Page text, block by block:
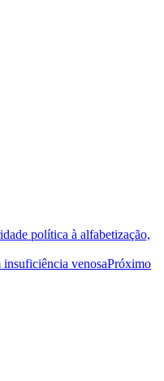
política à alfabetização,
venosaPróximo